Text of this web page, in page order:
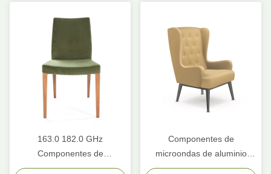
163.0 182.0 GHz
Componentes de
microondas 10m 30dB
Componentes de
microondas de aluminio
haitiano placa de